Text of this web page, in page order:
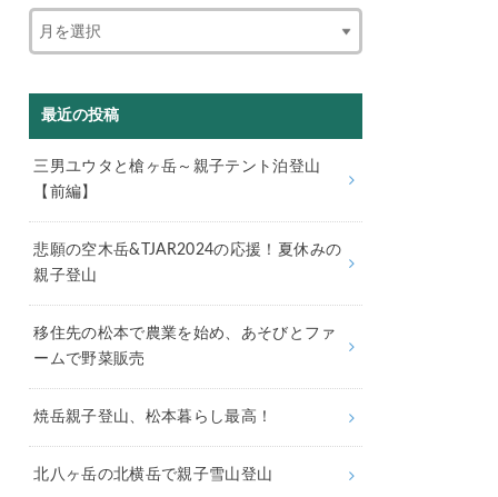
最近の投稿
三男ユウタと槍ヶ岳～親子テント泊登山
【前編】
悲願の空木岳&TJAR2024の応援！夏休みの
親子登山
移住先の松本で農業を始め、あそびとファ
ームで野菜販売
焼岳親子登山、松本暮らし最高！
北八ヶ岳の北横岳で親子雪山登山